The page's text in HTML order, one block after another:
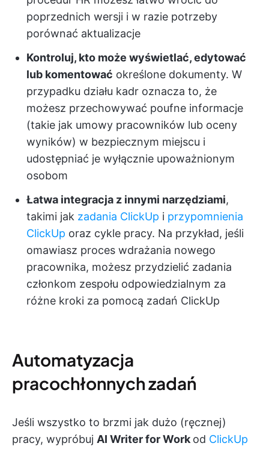
poprzednich wersji i w razie potrzeby
porównać aktualizacje
Kontroluj, kto może wyświetlać, edytować
lub komentować określone dokumenty. W
przypadku działu kadr oznacza to, że
możesz przechowywać poufne informacje
(takie jak umowy pracowników lub oceny
wyników) w bezpiecznym miejscu i
udostępniać je wyłącznie upoważnionym
osobom
Łatwa integracja z innymi narzędziami,
takimi jak zadania ClickUp i przypomnienia
ClickUp oraz cykle pracy. Na przykład, jeśli
omawiasz proces wdrażania nowego
pracownika, możesz przydzielić zadania
członkom zespołu odpowiedzialnym za
różne kroki za pomocą zadań ClickUp
Automatyzacja
pracochłonnych zadań
Jeśli wszystko to brzmi jak dużo (ręcznej)
pracy, wypróbuj AI Writer for Work od ClickUp